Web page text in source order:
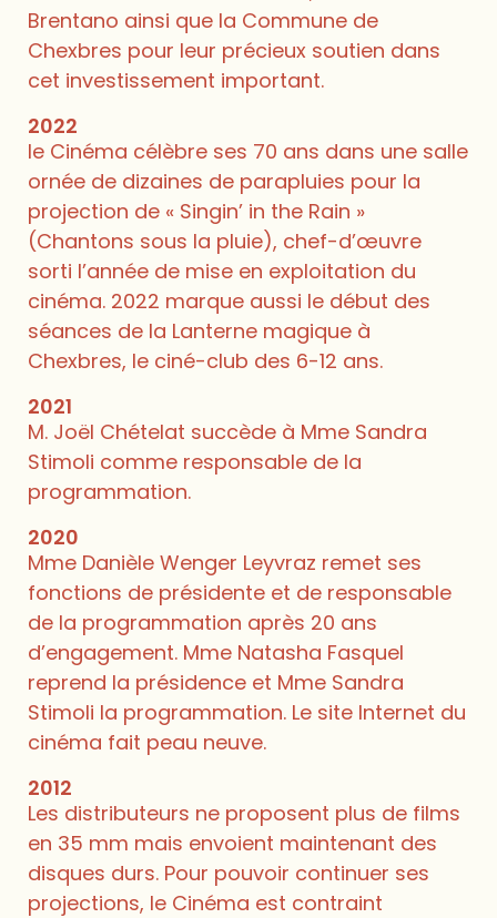
Brentano ainsi que la Commune de
Chexbres pour leur précieux soutien dans
cet investissement important.
2022
le Cinéma célèbre ses 70 ans dans une salle
ornée de dizaines de parapluies pour la
projection de « Singin’ in the Rain »
(Chantons sous la pluie), chef-d’œuvre
sorti l’année de mise en exploitation du
cinéma. 2022 marque aussi le début des
séances de la Lanterne magique à
Chexbres, le ciné-club des 6-12 ans.
2021
M. Joël Chételat succède à Mme Sandra
Stimoli comme responsable de la
programmation.
2020
Mme Danièle Wenger Leyvraz remet ses
fonctions de présidente et de responsable
de la programmation après 20 ans
d’engagement. Mme Natasha Fasquel
reprend la présidence et Mme Sandra
Stimoli la programmation. Le site Internet du
cinéma fait peau neuve.
2012
Les distributeurs ne proposent plus de films
en 35 mm mais envoient maintenant des
disques durs. Pour pouvoir continuer ses
projections, le Cinéma est contraint